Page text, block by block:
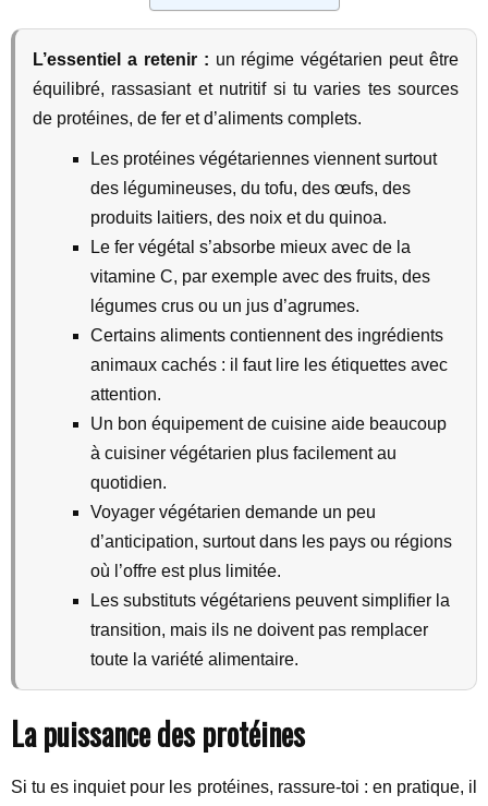
L’essentiel a retenir : un régime végétarien peut être
équilibré, rassasiant et nutritif si tu varies tes sources
de protéines, de fer et d’aliments complets.
Les protéines végétariennes viennent surtout
des légumineuses, du tofu, des œufs, des
produits laitiers, des noix et du quinoa.
Le fer végétal s’absorbe mieux avec de la
vitamine C, par exemple avec des fruits, des
légumes crus ou un jus d’agrumes.
Certains aliments contiennent des ingrédients
animaux cachés : il faut lire les étiquettes avec
attention.
Un bon équipement de cuisine aide beaucoup
à cuisiner végétarien plus facilement au
quotidien.
Voyager végétarien demande un peu
d’anticipation, surtout dans les pays ou régions
où l’offre est plus limitée.
Les substituts végétariens peuvent simplifier la
transition, mais ils ne doivent pas remplacer
toute la variété alimentaire.
La puissance des protéines
Si tu es inquiet pour les protéines, rassure-toi : en pratique, il